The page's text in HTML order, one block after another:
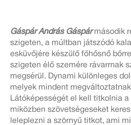
Gáspár András Gáspármásodik
szigeten, a múltban játszódó
esküvőjére készülő főhősnő
szigeten élő szemére rávarrnak
megsérül. Dynami különleges
melyek mindent
Látóképességét el kell titkolnia
miközben szövetségeseket
leleplezni a szörnyű titkot, ami